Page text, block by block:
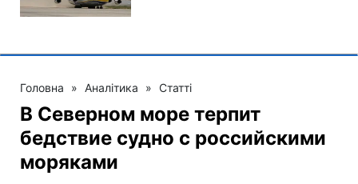
Головна » Аналітика » Статті
В Северном море терпит
бедствие судно с российскими
моряками